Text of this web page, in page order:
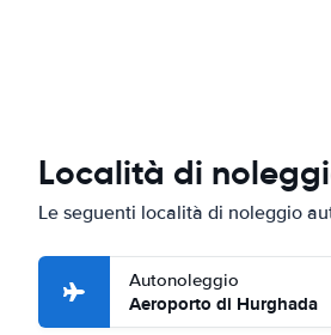
Località di
Le seguenti località di noleggio
Autonoleggio
Aeroporto di Hurghada